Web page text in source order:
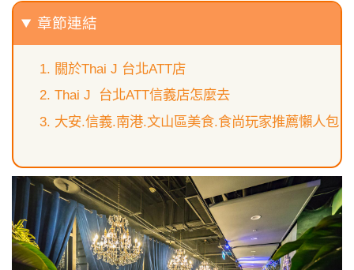
章節連結
關於Thai J 台北ATT店
Thai J 台北ATT信義店怎麼去
大安.信義.南港.文山區美食.食尚玩家推薦懶人包